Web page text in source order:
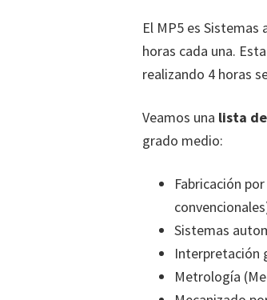
El MP5 es
horas cada una.
realizando 4 horas
Veamos una lista
grado medio:
Fabricación
Sistemas
Interpretación
Metrología